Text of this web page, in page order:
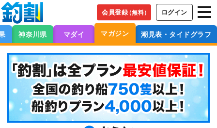
会員登録（無料） ログイン
神奈川県 マダイ マガジン 潮見表・タイドグラフ